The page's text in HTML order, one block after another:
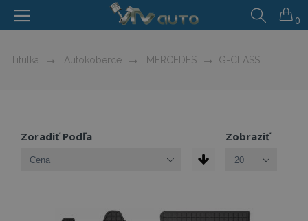
0
Titulka Autokoberce MERCEDES G-CLASS
Zoradiť Podľa Zobraziť